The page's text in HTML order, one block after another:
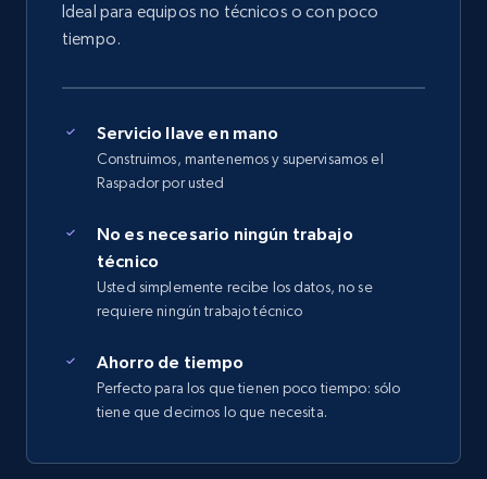
Ideal para equipos no técnicos o con poco
tiempo.
Servicio llave en mano
Construimos, mantenemos y supervisamos el
Raspador por usted
No es necesario ningún trabajo
técnico
Usted simplemente recibe los datos, no se
requiere ningún trabajo técnico
Ahorro de tiempo
Perfecto para los que tienen poco tiempo: sólo
tiene que decirnos lo que necesita.